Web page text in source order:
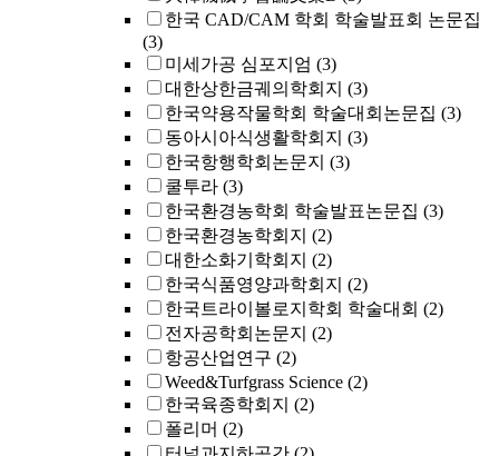
한국 CAD/CAM 학회 학술발표회 논문집
(3)
미세가공 심포지엄 (3)
대한상한금궤의학회지 (3)
한국약용작물학회 학술대회논문집 (3)
동아시아식생활학회지 (3)
한국항행학회논문지 (3)
쿨투라 (3)
한국환경농학회 학술발표논문집 (3)
한국환경농학회지 (2)
대한소화기학회지 (2)
한국식품영양과학회지 (2)
한국트라이볼로지학회 학술대회 (2)
전자공학회논문지 (2)
항공산업연구 (2)
Weed&Turfgrass Science (2)
한국육종학회지 (2)
폴리머 (2)